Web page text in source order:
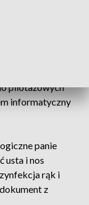
pilotażowych
informatyczny
panie
usta i nos
rąk i
z